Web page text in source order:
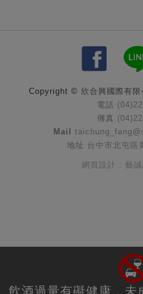
飲酒過量有礙健康，未
Copyright © 欣合興國際有限
電話
傳真
Mail
地址 台中市北屯區
網頁設計 : 藝誠